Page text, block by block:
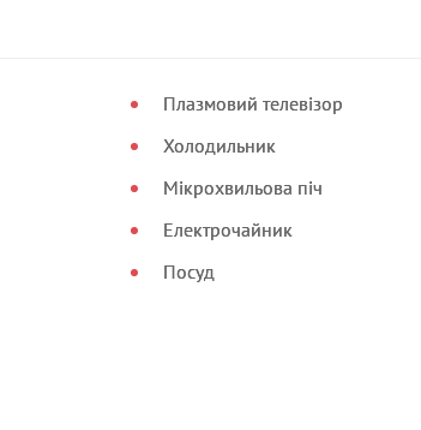
Плазмовий телевізор
Холодильник
Мікрохвильова піч
Електрочайник
Посуд